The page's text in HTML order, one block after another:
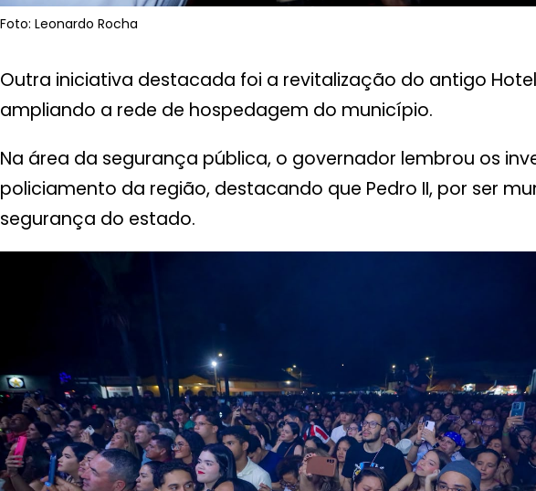
Foto: Leonardo Rocha
Outra iniciativa destacada foi a revitalização do antigo
ampliando a rede de hospedagem do município.
Na área da segurança pública, o governador lembrou os
policiamento da região, destacando que Pedro II, por ser
segurança do estado.